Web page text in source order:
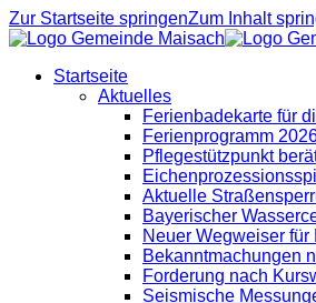
Zur Startseite springenZum Inhalt
Startseite
Aktuelles
Ferienbadekarte für
Ferienprogramm
Pflegestützpunkt
Aktuelle
Bayerischer
Neuer Wegweiser
Bekanntmachungen
Forderung nach
Seismische